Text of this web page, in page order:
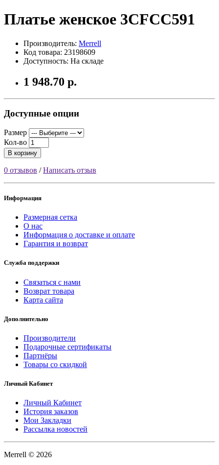
Платье женское 3CFCC591
Производитель: Merrell
Код товара: 23198609
Доступность: На складе
1 948.70 р.
Доступные опции
Размер
Кол-во
В корзину
0 отзывов /Написать отзыв
Информация
Размерная сетка
О нас
Информация о доставке и оплате
Гарантия и возврат
Служба поддержки
Связаться с нами
Возврат товара
Карта сайта
Дополнительно
Производители
Подарочные сертификаты
Партнёры
Товары со скидкой
Личный Кабинет
Личный Кабинет
История заказов
Мои Закладки
Рассылка новостей
Merrell © 2026